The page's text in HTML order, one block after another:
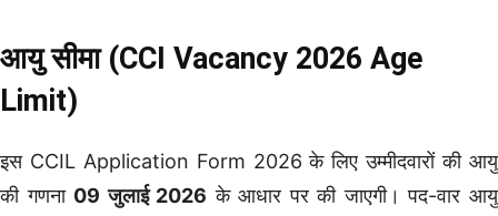
आयु सीमा (CCI Vacancy 2026 Age
Limit)
इस CCIL Application Form 2026 के लिए उम्मीदवारों की आयु
की गणना 09 जुलाई 2026 के आधार पर की जाएगी। पद-वार आयु